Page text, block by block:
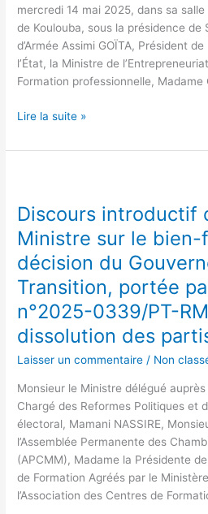
mercredi 14 mai 2025, dans sa
de Koulouba, sous la présidence de
d’Armée Assimi GOÏTA, Président
l’État, la Ministre de
Formation professionnelle, Madame
Lire la suite »
Discours introductif
Ministre sur le bien-
décision du
Transition, portée
n°2025-0339/PT-
dissolution des
Laisser un commentaire / Non
Monsieur le Ministre délégué
Chargé des Reformes Politiques et
électoral, Mamani NASSIRE,
l’Assemblée Permanente des
(APCMM), Madame la Présidente
de Formation Agréés par le
l’Association des Centres de
de
Madame
la
Ministre
sur
bien-
fondé
de
décision
du
Gouvernement
de
la
Transition,
portée